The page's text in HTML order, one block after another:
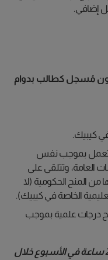
إضافي.
مُسجل كطالب بدوام
تعمل بموجب نفس
العامة، وتتلقى على
من المنح الحكومية (لا
الخاصة في كيبيك).
درجات علمية بموجب
يمكن للطلاب الدوليين العمل حتى 20 ساعة في الأسبوع خلال